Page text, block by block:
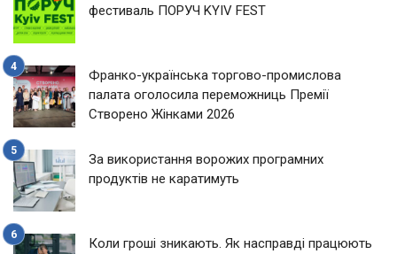
фестиваль ПОРУЧ KYIV FEST
Франко-українська торгово-промислова
палата оголосила переможниць Премії
Створено Жінками 2026
За використання ворожих програмних
продуктів не каратимуть
Коли гроші зникають. Як насправді працюють